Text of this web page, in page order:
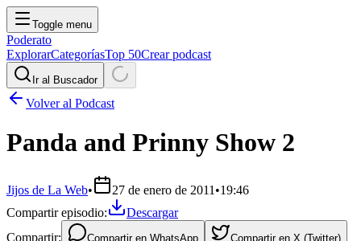
Toggle menu
Poderato
ExplorarCategoríasTop 50Crear podcast
Ir al Buscador
Volver al Podcast
Panda and Prinny Show 2
Jijos de La Web• 27 de enero de 2011 •19:46
Compartir episodio:
Descargar
Compartir:
Compartir en WhatsApp Compartir en X (Twitter)